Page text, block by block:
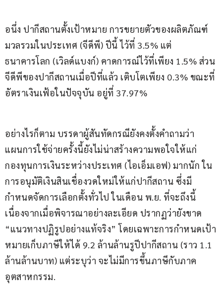
อนึ่ง ปากีสถานตั้งเป้าหมาย การขยายตัวของผลิตภัณฑ์
มวลรวมในประเทศ (จีดีพี) ปีนี้ ไว้ที่ 3.5% แต่
ธนาคารโลก (เวิลด์แบงก์) คาดการณ์ไว้ที่เพียง 1.5% ส่วน
จีดีพีของปากีสถานเมื่อปีที่แล้ว เติบโตเพียง 0.3% ขณะที่
อัตราเงินเฟ้อในปัจจุบัน อยู่ที่ 37.97%
อย่างไรก็ตาม บรรดาผู้สันทัดกรณียังคงตั้งคำถามว่า
แผนการใช้จ่ายครั้งนี้ยังไม่น่าสร้างความพอใจให้แก่
กองทุนการเงินระหว่างประเทศ (ไอเอ็มเอฟ) มากนัก ใน
การอนุมัติเงินสินเชื่องวดใหม่ให้แก่ปากีสถาน ซึ่งมี
กำหนดจัดการเลือกตั้งทั่วไป ในเดือน พ.ย. ที่จะถึงนี้
เนื่องจากเมื่อพิจารณาอย่างละเอียด ปรากฏว่ายังขาด
“แนวทางปฏิรูปอย่างแท้จริง” โดยเฉพาะการกำหนดเป้า
หมายเก็บภาษีให้ได้ 9.2 ล้านล้านรูปีปากีสถาน (ราว 1.1
ล้านล้านบาท) แต่ระบุว่า จะไม่มีการขึ้นภาษีกับภาค
อุตสาหกรรม.